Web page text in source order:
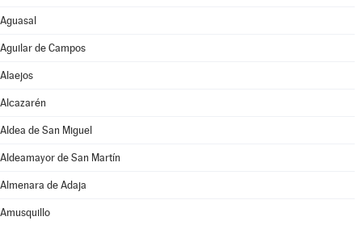
Aguasal
Aguilar de Campos
Alaejos
Alcazarén
Aldea de San Miguel
Aldeamayor de San Martín
Almenara de Adaja
Amusquillo